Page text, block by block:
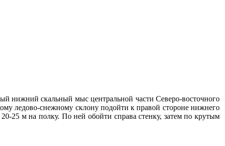
нижний скальный мыс центральной части Северо-восточного
ледово-снежному склону подойти к правой стороне нижнего
25 м на полку. По ней обойти справа стенку, затем по крутым